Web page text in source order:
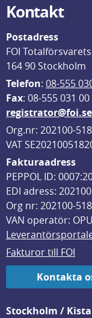
Kontakt
Postadress
FOI
164 90 Stockholm
Telefon: 08-555
Fax: 08-555 031 00
registrator@foi.se
Org.nr: 202100-
VAT
Fakturaadress
PEPPOL ID:
EDI adress:
Org nr: 202100-
VAN operatör:
Fakturor till FOI
Kontakta
Stockholm / Kista